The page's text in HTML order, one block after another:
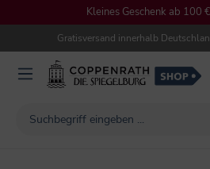
Kleines Geschenk ab 100
Gratisversand innerhalb